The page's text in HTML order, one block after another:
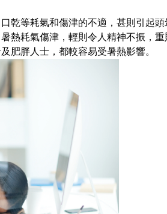
乾等耗氣和傷津的不適，甚則引起
熱耗氣傷津，輕則令人精神不振，
肥胖人士，都較容易受暑熱影響。